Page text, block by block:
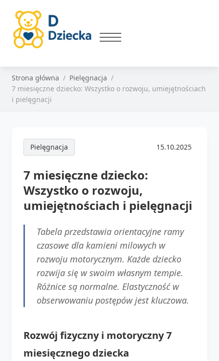
Strona główna
Pielęgnacja
7 miesięczne dziecko: Wszystko o rozwoju, umiejętnościach
i pielęgnacji
Pielęgnacja 15.10.2025
7 miesięczne dziecko:
Wszystko o rozwoju,
umiejętnościach i pielęgnacji
Tabela przedstawia orientacyjne ramy
czasowe dla kamieni milowych w
rozwoju motorycznym. Każde dziecko
rozwija się w swoim własnym tempie.
Różnice są normalne. Elastyczność w
obserwowaniu postępów jest kluczowa.
Rozwój fizyczny i motoryczny 7
miesięcznego dziecka